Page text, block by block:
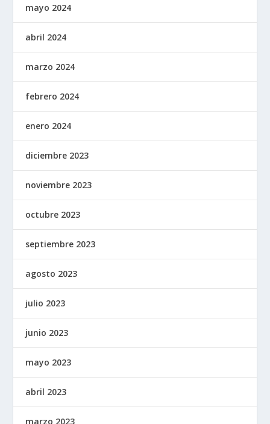
mayo 2024
abril 2024
marzo 2024
febrero 2024
enero 2024
diciembre 2023
noviembre 2023
octubre 2023
septiembre 2023
agosto 2023
julio 2023
junio 2023
mayo 2023
abril 2023
marzo 2023